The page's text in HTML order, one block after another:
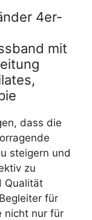
4er-
mit
dass die
steigern und
zu
Qualität
für
nicht nur für